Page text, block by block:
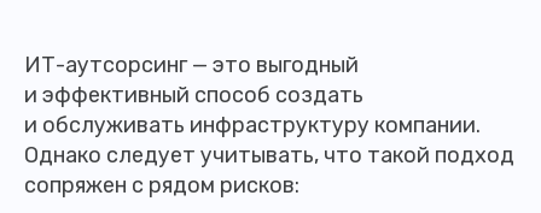
ИТ-аутсорсинг — это выгодный
и эффективный способ создать
и обслуживать инфраструктуру компании.
Однако следует учитывать, что такой подход
сопряжен с рядом рисков: